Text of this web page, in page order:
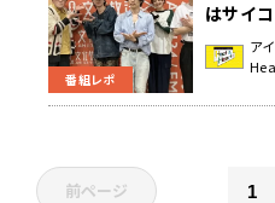
番組レポ
はサイ
作さん
フルア
ア
前ページ